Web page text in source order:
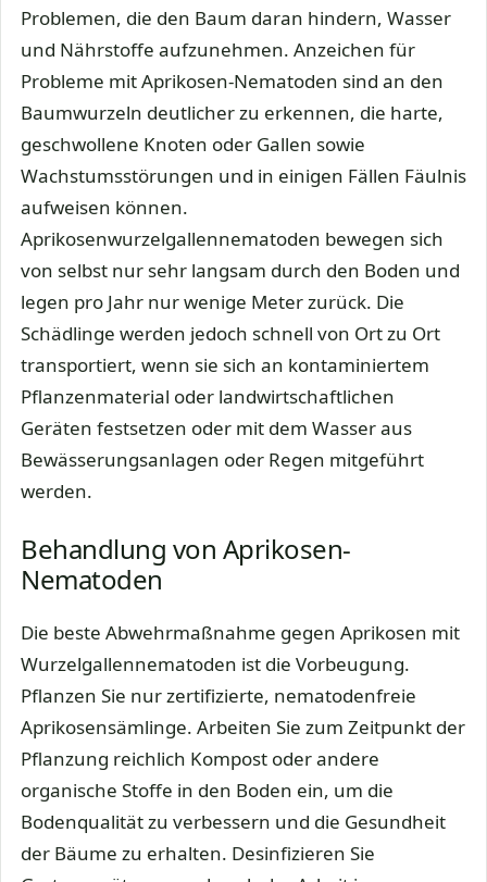
Problemen, die den Baum daran hindern, Wasser
und Nährstoffe aufzunehmen. Anzeichen für
Probleme mit Aprikosen-Nematoden sind an den
Baumwurzeln deutlicher zu erkennen, die harte,
geschwollene Knoten oder Gallen sowie
Wachstumsstörungen und in einigen Fällen Fäulnis
aufweisen können.
Aprikosenwurzelgallennematoden bewegen sich
von selbst nur sehr langsam durch den Boden und
legen pro Jahr nur wenige Meter zurück. Die
Schädlinge werden jedoch schnell von Ort zu Ort
transportiert, wenn sie sich an kontaminiertem
Pflanzenmaterial oder landwirtschaftlichen
Geräten festsetzen oder mit dem Wasser aus
Bewässerungsanlagen oder Regen mitgeführt
werden.
Behandlung von Aprikosen-
Nematoden
Die beste Abwehrmaßnahme gegen Aprikosen mit
Wurzelgallennematoden ist die Vorbeugung.
Pflanzen Sie nur zertifizierte, nematodenfreie
Aprikosensämlinge. Arbeiten Sie zum Zeitpunkt der
Pflanzung reichlich Kompost oder andere
organische Stoffe in den Boden ein, um die
Bodenqualität zu verbessern und die Gesundheit
der Bäume zu erhalten. Desinfizieren Sie